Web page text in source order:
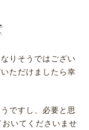
りそうではござい
ただけましたら幸
ですし、必要と思
いてくださいませ